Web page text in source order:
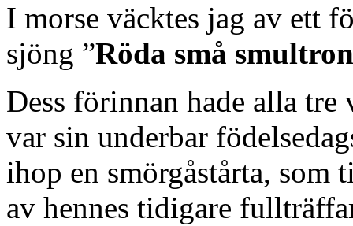
I morse väcktes jag av ett
sjöng ”Röda små smultron
Dess förinnan hade alla
var sin underbar
ihop en smörgåstårta,
av hennes tidigare